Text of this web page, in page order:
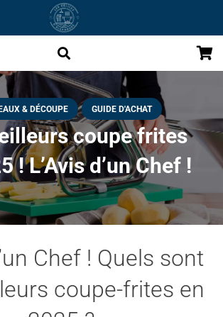
& DÉCOUPE GUIDE D'ACHAT
coupe frites
! L’Avis d’un Chef !
Chef ! Quels sont
coupe-frites en